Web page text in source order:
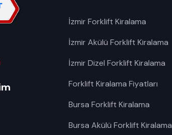
İzmir Forklift Kiralama
İzmir Akülü Forklift Kiralama
İzmir Dizel Forklift Kiralama
Forklift Kiralama Fiyatları
Bursa Forklift Kiralama
Bursa Akülü Forklift Kiralama